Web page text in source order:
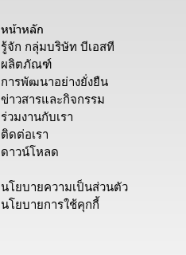
หน้าหลัก
รู้จัก กลุ่มบริษัท บีเอสที
ผลิตภัณฑ์
การพัฒนาอย่างยั่งยืน
ข่าวสารและกิจกรรม
ร่วมงานกับเรา
ติดต่อเรา
ดาวน์โหลด
นโยบายความเป็นส่วนตัว
นโยบายการใช้คุกกี้